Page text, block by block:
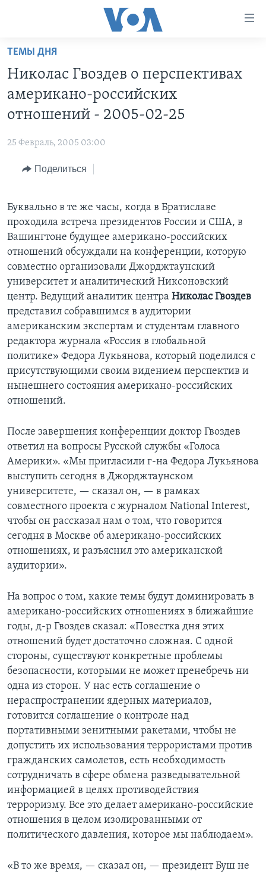
Перейти
основной
контент
Перейти
основной
навигации
Перейти
ИТОГИ
ПОЧЕМУ ЭТО ВАЖНО?
НЬЮ-ЙОРК NEW YORK
АМЕРИКА. БОЛЬШОЕ ПУТЕШЕСТВИЕ
ПРОЕКТЫ
НАША АМЕРИКАНСКАЯ ИСТОРИЯ
А КАК В АМЕРИКЕ?
АМЕРИКАНСКИЕ ГОРОДКИ
ТЕСТЫ
ИНТЕРВЬЮ
ФАКТЫ ПРОТИВ ФЕЙКОВ
УЧИМ АНГЛИЙСКИЙ
ВИДЕО
ПОДПИСКА НА НОВОСТИ
Learning English
СОЦИАЛЬНЫЕ СЕТИ
Языки
ТЕМЫ ДНЯ
Николас Гвоздев о перспективах
американо-российских
отношений - 2005-02-25
25 Февраль, 2005 03:00
Поделиться
Буквально в те же часы, когда в Братиславе
проходила встреча президентов России и США, в
Вашингтоне будущее американо-российских
отношений обсуждали на конференции, которую
совместно организовали Джорджтаунский
университет и аналитический Никсоновский
центр. Ведущий аналитик центра Николас Гвоздев
представил собравшимся в аудитории
американским экспертам и студентам главного
редактора журнала «Россия в глобальной
политике» Федора Лукьянова, который поделился с
присутствующими своим видением перспектив и
нынешнего состояния американо-российских
отношений.
После завершения конференции доктор Гвоздев
ответил на вопросы Русской службы «Голоса
Америки». «Мы пригласили г-на Федора Лукьянова
выступить сегодня в Джорджтаунском
университете, — сказал он, — в рамках
совместного проекта с журналом National Interest,
чтобы он рассказал нам о том, что говорится
сегодня в Москве об американо-российских
отношениях, и разъяснил это американской
аудитории».
На вопрос о том, какие темы будут доминировать в
американо-российских отношениях в ближайшие
годы, д-р Гвоздев сказал: «Повестка дня этих
отношений будет достаточно сложная. С одной
стороны, существуют конкретные проблемы
безопасности, которыми не может пренебречь ни
одна из сторон. У нас есть соглашение о
нераспространении ядерных материалов,
готовится соглашение о контроле над
портативными зенитными ракетами, чтобы не
допустить их использования террористами против
гражданских самолетов, есть необходимость
сотрудничать в сфере обмена разведывательной
информацией в целях противодействия
терроризму. Все это делает американо-российские
отношения в целом изолированными от
политического давления, которое мы наблюдаем».
«В то же время, — сказал он, — президент Буш не